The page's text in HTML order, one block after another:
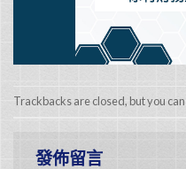
Trackbacks are closed, but you can
發佈留言